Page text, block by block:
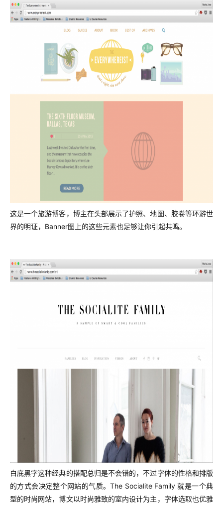
这是一个旅游博客，博主在头部展示了护照、地图、胶卷等环游世
界的明证，Banner图上的这些元素也足够让你引起共鸣。
白底黑字这种经典的搭配总归是不会错的，不过字体的性格和排版
的方式会决定整个网站的气质。The Socialite Family 就是一个典
型的时尚网站，博文以时尚雅致的室内设计为主，字体选取也优雅